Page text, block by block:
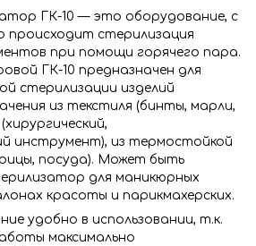
ГК-10 — это оборудование, с
стерилизация
при помощи горячего пара.
ГК-10 предназначен для
стерилизации изделий
из текстиля (бинты, марли,
инструмент), из термостойкой
посуда). Может быть
для маникюрных
красоты и парикмахерских.
удобно в использовании, т.к.
максимально